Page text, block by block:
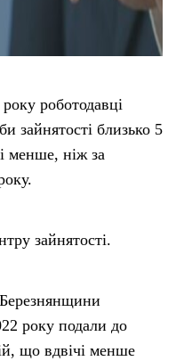
роботодавці
зайнятості близько 5
менше, ніж за
зайнятості.
року подали до
що вдвічі менше